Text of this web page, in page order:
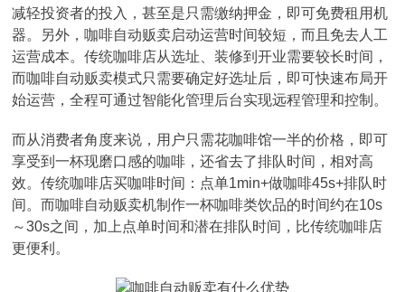
减轻投资者的投入，甚至是只需缴纳押金，即可免费租用机
器。另外，咖啡自动贩卖启动运营时间较短，而且免去人工
运营成本。传统咖啡店从选址、装修到开业需要较长时间，
而咖啡自动贩卖模式只需要确定好选址后，即可快速布局开
始运营，全程可通过智能化管理后台实现远程管理和控制。
而从消费者角度来说，用户只需花咖啡馆一半的价格，即可
享受到一杯现磨口感的咖啡，还省去了排队时间，相对高
效。传统咖啡店买咖啡时间：点单1min+做咖啡45s+排队时
间。而咖啡自动贩卖机制作一杯咖啡类饮品的时间约在10s
～30s之间，加上点单时间和潜在排队时间，比传统咖啡店
更便利。